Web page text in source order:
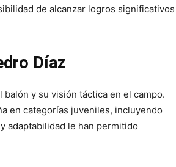
de alcanzar logros significativos
Díaz
y su visión táctica en el campo.
en categorías juveniles, incluyendo
adaptabilidad le han permitido